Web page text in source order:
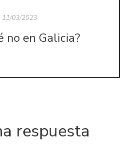
11/03/2023
no en Galicia?
respuesta